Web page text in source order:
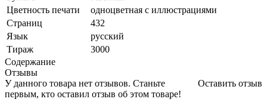
Цветность печати
одноцветная с иллюстрациями
Страниц
432
Язык
русский
Тираж
3000
Содержание
Отзывы
Оставить отзыв
У данного товара нет отзывов. Станьте
первым, кто оставил отзыв об этом товаре!